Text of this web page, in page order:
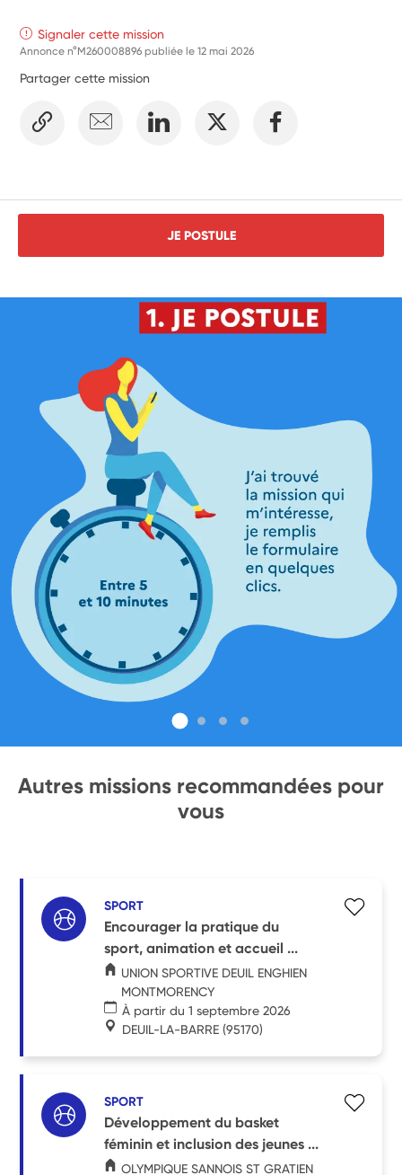
Signaler cette mission
Annonce n°M260008896 publiée le12 mai 2026
Partager cette mission
JE POSTULE
Autres missions recommandées pour
vous
SPORT
Encourager la pratique du
sport, animation et accueil ...
UNION SPORTIVE DEUIL ENGHIEN
MONTMORENCY
À partir du 1 septembre 2026
DEUIL-LA-BARRE (95170)
SPORT
Développement du basket
féminin et inclusion des jeunes ...
OLYMPIQUE SANNOIS ST GRATIEN